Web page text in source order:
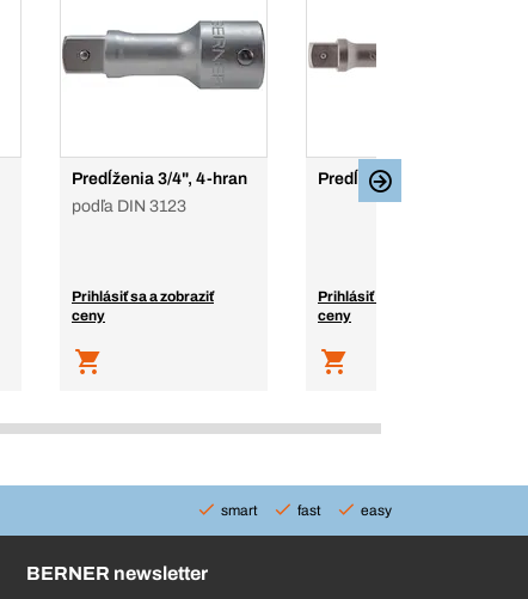
Predĺženia 3/4", 4-hran
podľa DIN 3123
Prihlásiť sa a zobraziť
ceny
Predĺženie 1"
Prihlásiť sa a zobraziť
ceny
smart fast easy
BERNER newsletter